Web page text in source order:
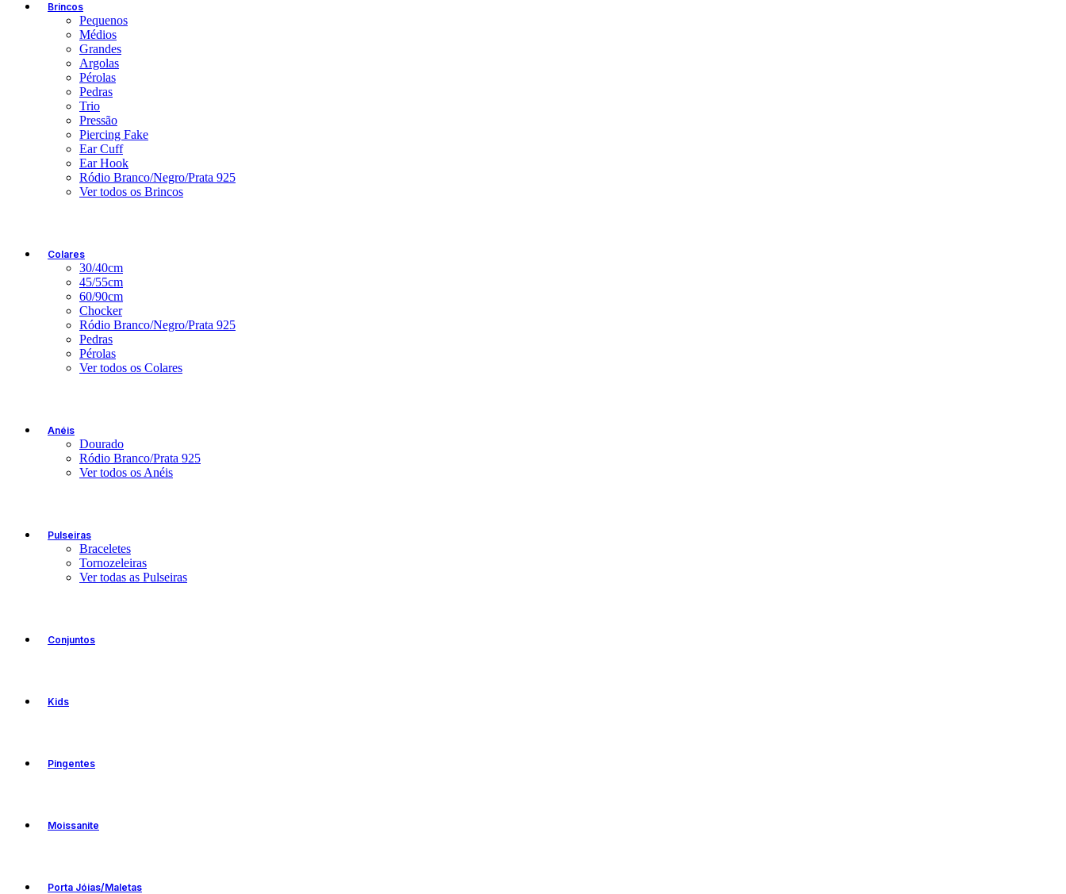
Brincos
Pequenos
Médios
Grandes
Argolas
Pérolas
Pedras
Trio
Pressão
Piercing Fake
Ear Cuff
Ear Hook
Ródio Branco/Negro/Prata 925
Ver todos os Brincos
Colares
30/40cm
45/55cm
60/90cm
Chocker
Ródio Branco/Negro/Prata 925
Pedras
Pérolas
Ver todos os Colares
Anéis
Dourado
Ródio Branco/Prata 925
Ver todos os Anéis
Pulseiras
Braceletes
Tornozeleiras
Ver todas as Pulseiras
Conjuntos
Kids
Pingentes
Moissanite
Porta Jóias/Maletas